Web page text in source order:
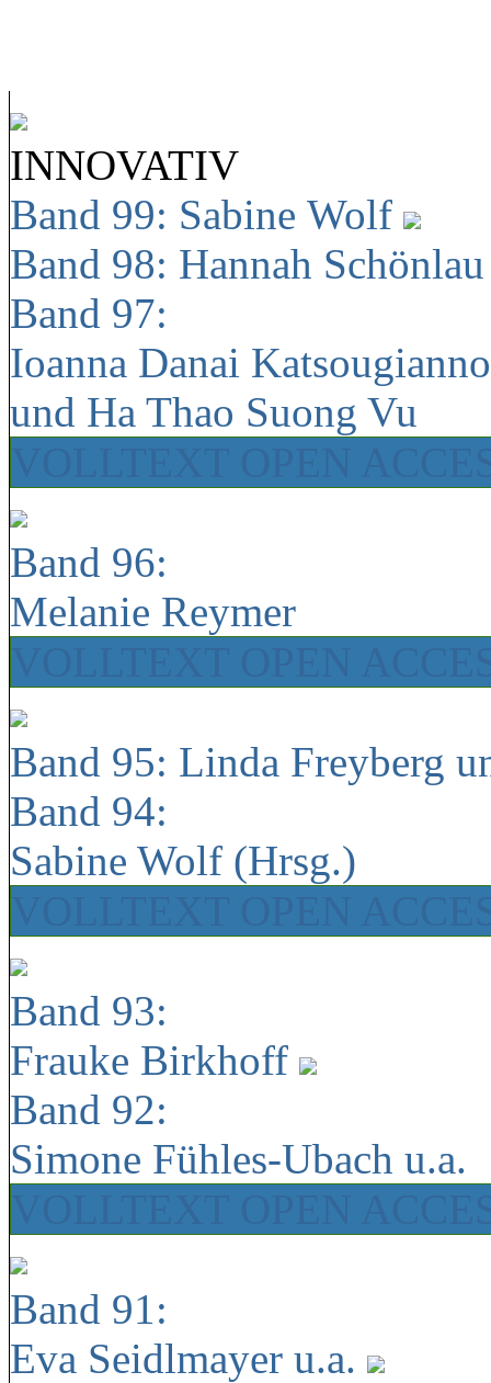
INNOVATIV
Band 99: Sabine Wolf
Band 98: Hannah
Band 97:
Ioanna Danai
und Ha Thao Suong Vu
Band 96:
Melanie Reymer
Band 95: Linda Freyberg
Band 94:
Sabine Wolf (Hrsg.)
Band 93:
Frauke Birkhoff
Band 92:
Simone Fühles-Ubach u.a.
Band 91:
Eva Seidlmayer u.a.